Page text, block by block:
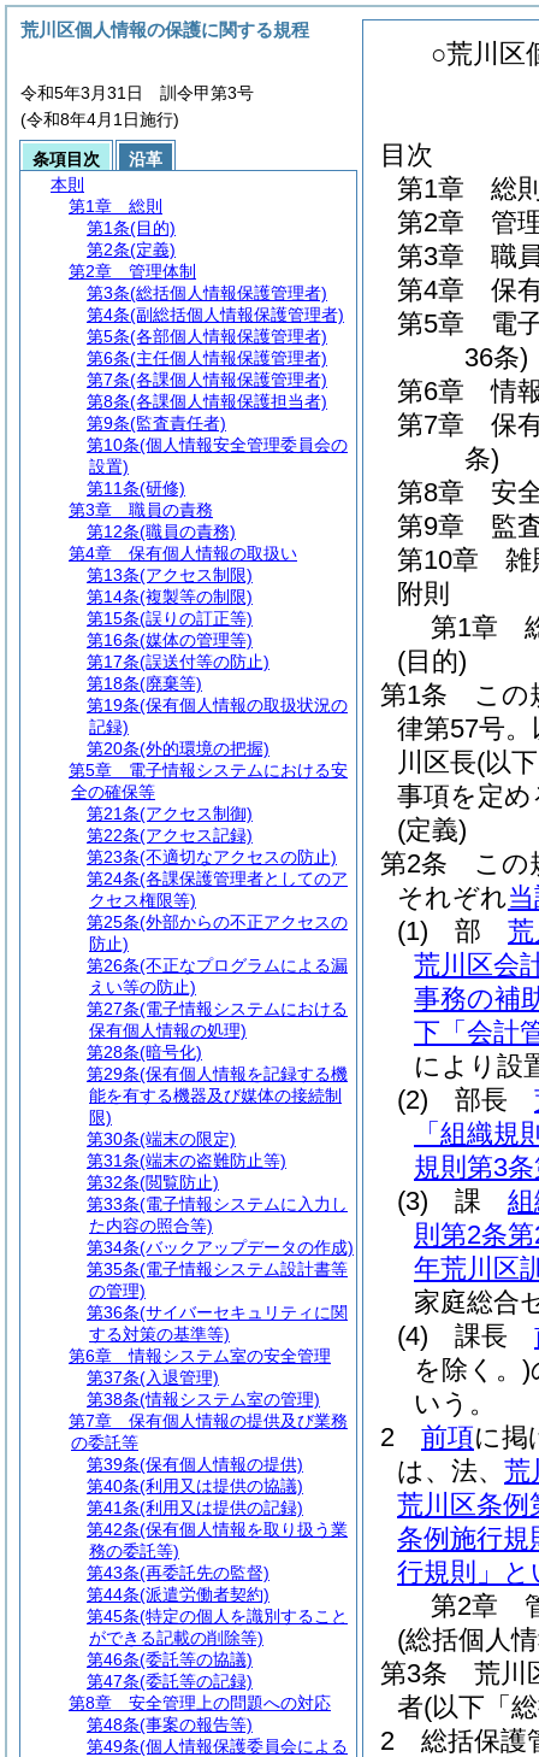
○荒川区
目次
第1章
総
第2章
管
第3章
職
第4章
保
第5章
電
36条)
第6章
情
第7章
保
条)
第8章
安
第9章
監
第10章
雑
附則
第1章
(目的)
第1条
この
律第57号
川区長(以
事項を定
(定義)
第2条
この
それぞれ
(1)
部
荒川区会
事務の補
下「会計
により設
(2)
部長
「組織規
規則第3
(3)
課
則第2条
年荒川区
家庭総合
(4)
課長
を除く。)
いう。
2
前項に掲
は、法、 荒
荒川区条例
条例施行規
行規則」と
第2章
(総括個人
第3条
荒川
者(以下「
2
総括保護
荒川区個人情報の保護に関する規程
令和5年3月31日 訓令甲第3号
(令和8年4月1日施行)
条項目次
沿革
本則
第1章
総則
第1条(目的)
第2条(定義)
第2章
管理体制
第3条(総括個人情報保護管理者)
第4条(副総括個人情報保護管理者)
第5条(各部個人情報保護管理者)
第6条(主任個人情報保護管理者)
第7条(各課個人情報保護管理者)
第8条(各課個人情報保護担当者)
第9条(監査責任者)
第10条(個人情報安全管理委員会の
設置)
第11条(研修)
第3章
職員の責務
第12条(職員の責務)
第4章
保有個人情報の取扱い
第13条(アクセス制限)
第14条(複製等の制限)
第15条(誤りの訂正等)
第16条(媒体の管理等)
第17条(誤送付等の防止)
第18条(廃棄等)
第19条(保有個人情報の取扱状況の
記録)
第20条(外的環境の把握)
第5章
電子情報システムにおける安
全の確保等
第21条(アクセス制御)
第22条(アクセス記録)
第23条(不適切なアクセスの防止)
第24条(各課保護管理者としてのア
クセス権限等)
第25条(外部からの不正アクセスの
防止)
第26条(不正なプログラムによる漏
えい等の防止)
第27条(電子情報システムにおける
保有個人情報の処理)
第28条(暗号化)
第29条(保有個人情報を記録する機
能を有する機器及び媒体の接続制
限)
第30条(端末の限定)
第31条(端末の盗難防止等)
第32条(閲覧防止)
第33条(電子情報システムに入力し
た内容の照合等)
第34条(バックアップデータの作成)
第35条(電子情報システム設計書等
の管理)
第36条(サイバーセキュリティに関
する対策の基準等)
第6章
情報システム室の安全管理
第37条(入退管理)
第38条(情報システム室の管理)
第7章
保有個人情報の提供及び業務
の委託等
第39条(保有個人情報の提供)
第40条(利用又は提供の協議)
第41条(利用又は提供の記録)
第42条(保有個人情報を取り扱う業
務の委託等)
第43条(再委託先の監督)
第44条(派遣労働者契約)
第45条(特定の個人を識別すること
ができる記載の削除等)
第46条(委託等の協議)
第47条(委託等の記録)
第8章
安全管理上の問題への対応
第48条(事案の報告等)
第49条(個人情報保護委員会による